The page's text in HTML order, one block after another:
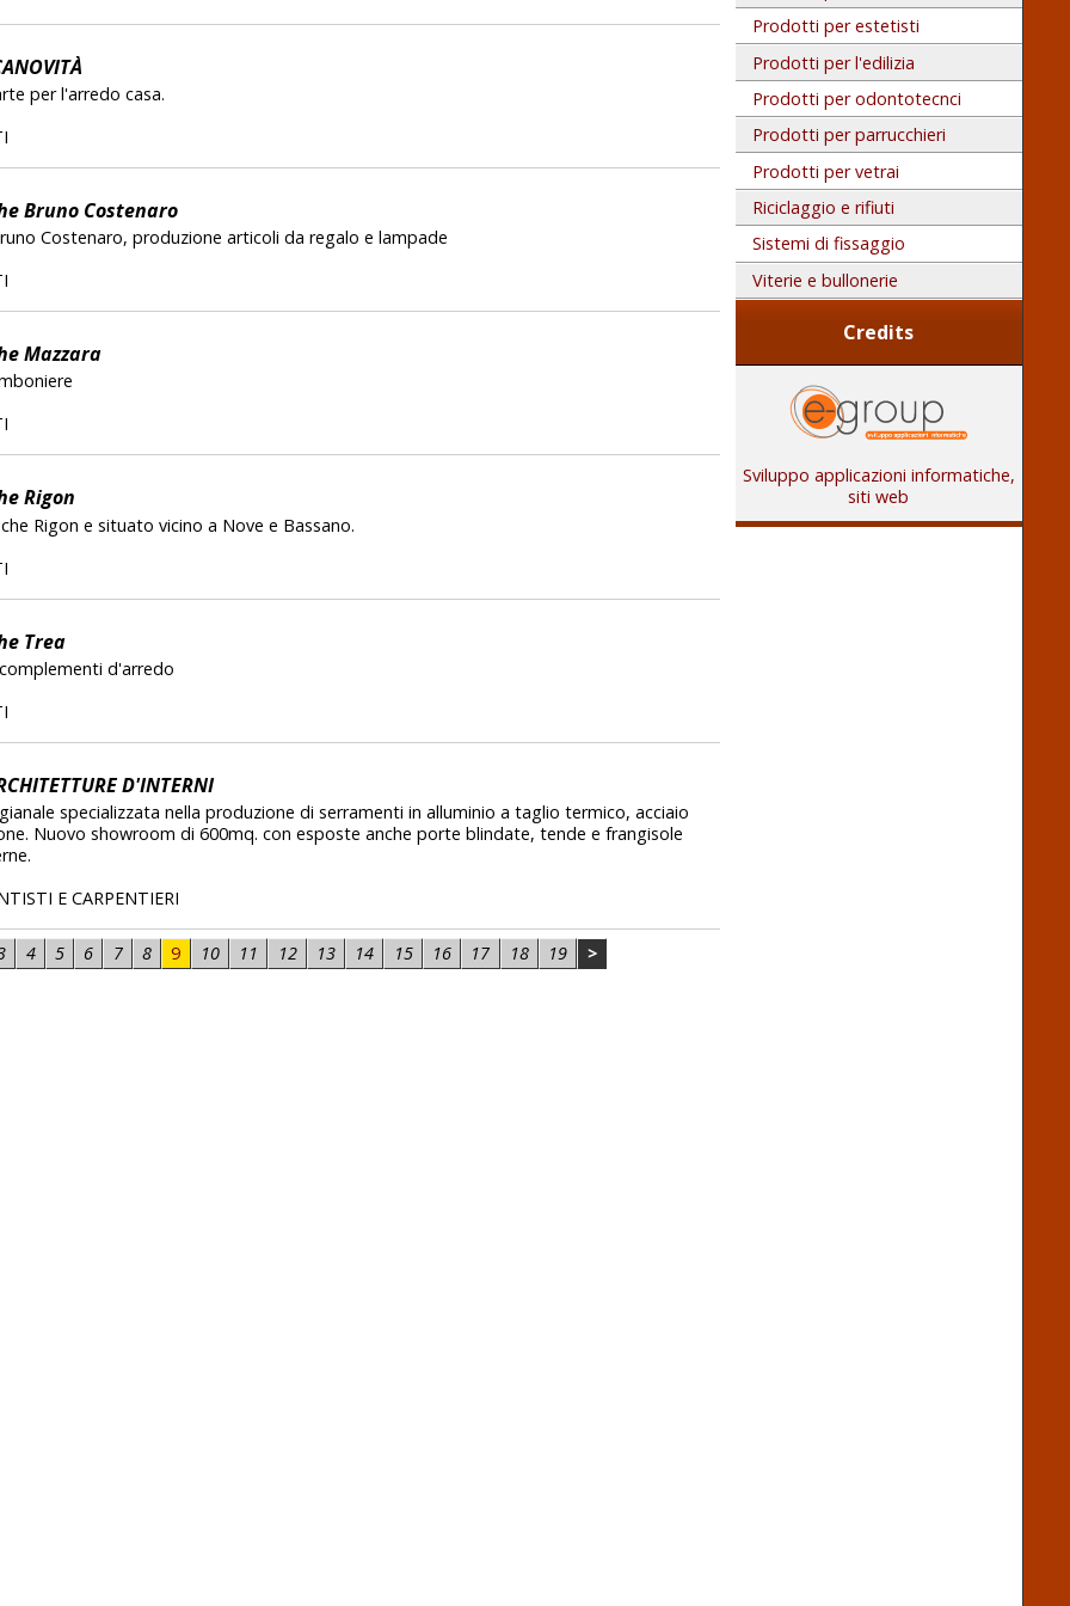
per l'arredo casa.
Bruno Costenaro
Costenaro, produzione articoli da regalo e lampade
Mazzara
Rigon
Rigon e situato vicino a Nove e Bassano.
Trea
d'arredo
D'INTERNI
specializzata nella produzione di serramenti in alluminio a taglio termico, acciaio
Nuovo showroom di 600mq. con esposte anche porte blindate, tende e frangisole
E CARPENTIERI
4 5 6 7 8 9 10 11 12 13 14 15 16 17 18 19 >
Prodotti per estetisti
Prodotti per l'edilizia
Prodotti per odontotecnci
Prodotti per parrucchieri
Prodotti per vetrai
Riciclaggio e rifiuti
Sistemi di fissaggio
Viterie e bullonerie
Credits
Sviluppo applicazioni informatiche,
siti web